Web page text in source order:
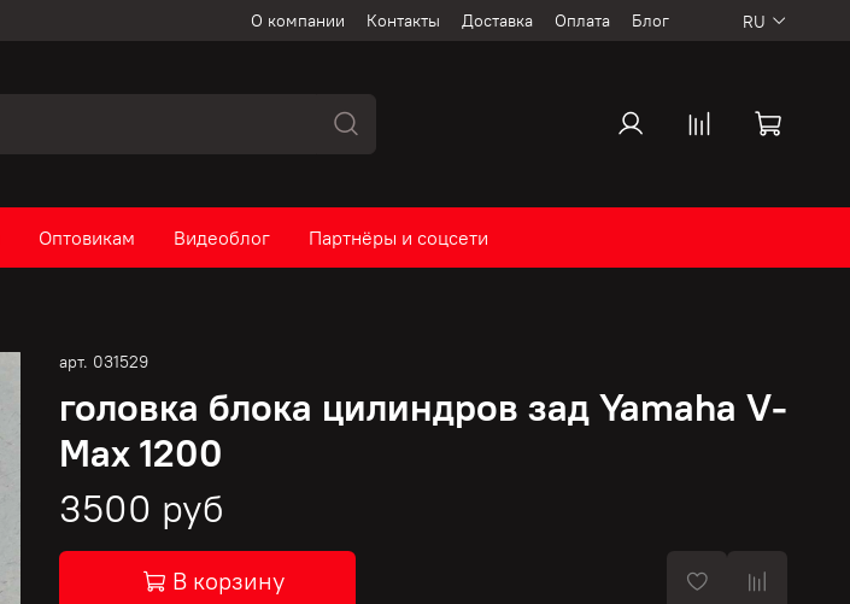
О компании Контакты Доставка Оплата Блог RU
Оптовикам Видеоблог Партнёры и соцсети
арт. 031529
головка блока цилиндров зад Yamaha V-
Max 1200
3500 руб
В корзину